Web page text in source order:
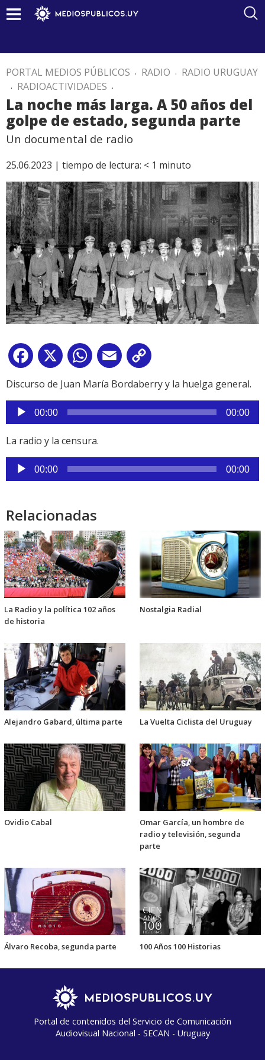
PORTAL MEDIOS PÚBLICOS . RADIO . RADIO URUGUAY
. RADIOACTIVIDADES .
La noche más larga. A 50 años del
golpe de estado, segunda parte
Un documental de radio
25.06.2023 | tiempo de lectura: < 1 minuto
Facebook
X WhatsApp
Email
Link
Discurso de Juan María Bordaberry y la huelga general.
Reproductor
de
audio
00:00 00:00
La radio y la censura.
Reproductor
de
00:00 00:00
Relacionadas
La Radio y la política 102 años
de historia
Nostalgia Radial
Alejandro Gabard, última parte La Vuelta Ciclista del Uruguay
Ovidio Cabal
Omar García, un hombre de
radio y televisión, segunda
parte
Álvaro Recoba, segunda parte 100 Años 100 Historias
Portal de contenidos del Servicio de Comunicación
Audiovisual Nacional - SECAN - Uruguay